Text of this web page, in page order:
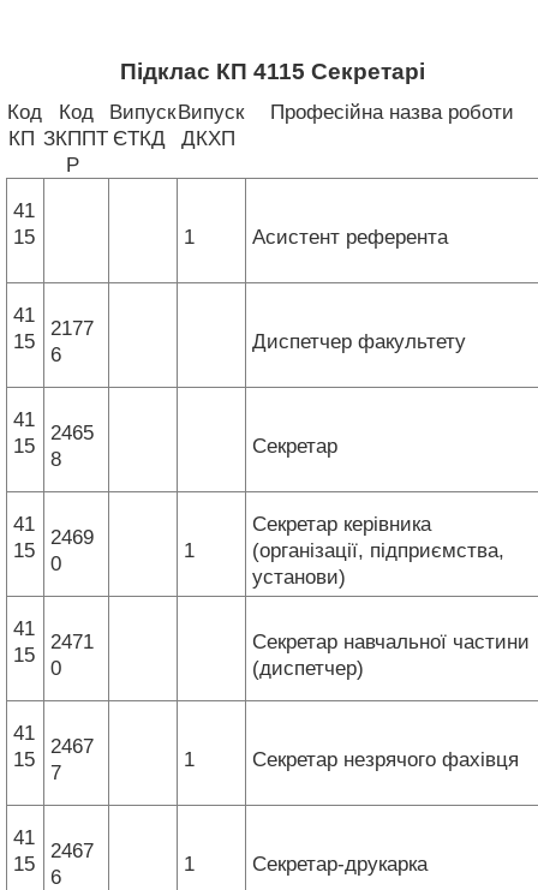
Підклас КП 4115 Секретарі
Код
КП
Код
ЗКППТ
Р
Випуск
ЄТКД
Випуск
ДКХП
Професійна назва роботи
41
15
1 Асистент референта
41
15
2177
6
Диспетчер факультету
41
15
2465
8
Секретар
41
15
2469
0
1
Секретар керівника
(організації, підприємства,
установи)
41
15
2471
0
Секретар навчальної частини
(диспетчер)
41
15
2467
7
1 Секретар незрячого фахівця
41
15
2467
6
1 Секретар-друкарка